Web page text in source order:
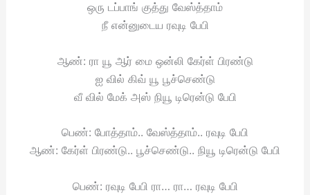
ஒரு டப்பாங் குத்து வேஸ்த்தாம்
நீ என்னுடைய ரவுடி பேபி
ஆண்: ரா யூ ஆர் மை ஒன்லி கேர்ள் பிரண்டு
ஐ வில் கிவ் யூ பூச்செண்டு
வீ வில் மேக் அஸ் நியூ டிரென்டு பேபி
பெண்: போத்தாம்.. வேஸ்த்தாம்.. ரவுடி பேபி
ஆண்: கேர்ள் பிரண்டு.. பூச்செண்டு.. நியூ டிரென்டு பேபி
பெண்: ரவுடி பேபி ரா… ரா… ரவுடி பேபி